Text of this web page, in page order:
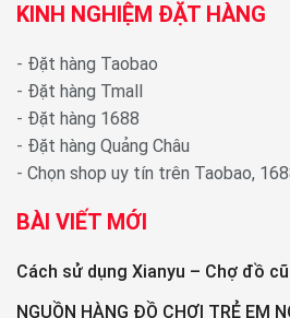
KINH NGHIỆM ĐẶT HÀNG
- Đặt hàng Taobao
- Đặt hàng Tmall
- Đặt hàng 1688
- Đặt hàng Quảng Châu
- Chọn shop uy tín trên Taobao,
BÀI VIẾT MỚI
Cách sử dụng Xianyu – Chợ đồ
NGUỒN HÀNG ĐỒ CHƠI TRẺ EM